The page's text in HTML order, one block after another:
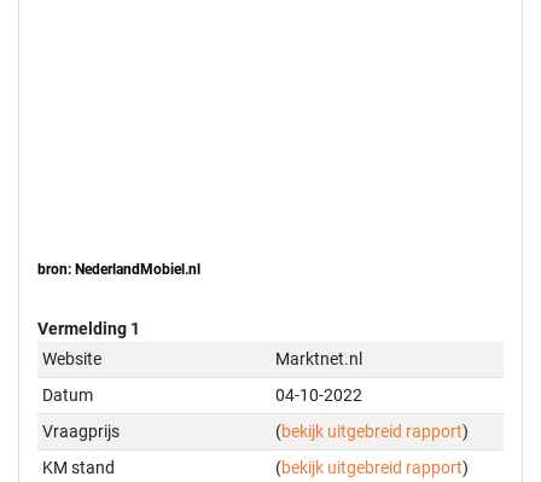
bron: NederlandMobiel.nl
Vermelding 1
Website
Marktnet.nl
Datum
04-10-2022
Vraagprijs
(bekijk uitgebreid rapport)
KM stand
(bekijk uitgebreid rapport)